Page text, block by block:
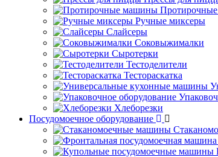
Ручные миксеры
Слайсеры
Соковыжималки
Сыротерки
Тестоделители
Тестораскатка
Хлеборезки
Посудомоечное оборудование